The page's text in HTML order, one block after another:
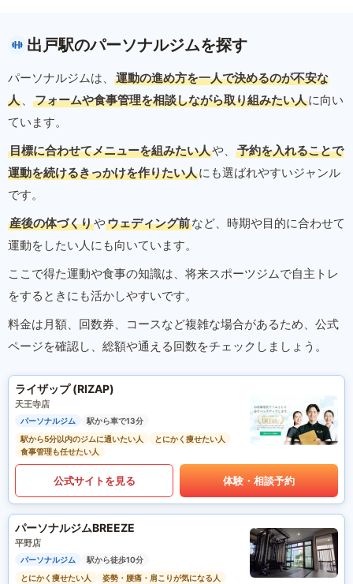
出戸駅のパーソナルジムを探す
パーソナルジムは、
運動の進め方を一人で決めるのが不安な
人 、 フォームや食事管理を相談しながら取り組みたい人に向い
ています。
目標に合わせてメニューを組みたい人や、
予約を入れることで
運動を続けるきっかけを作りたい人にも選ばれやすいジャンル
です。
産後の体づくりやウェディング前など、時期や目的に合わせて
運動をしたい人にも向いています。
ここで得た運動や食事の知識は、将来スポーツジムで自主トレ
をするときにも活かしやすいです。
料金は月額、回数券、コースなど複雑な場合があるため、公式
ページを確認し、総額や通える回数をチェックしましょう。
ライザップ (RIZAP)
天王寺店
パーソナルジム
駅から車で13分
駅から5分以内のジムに通いたい人
とにかく痩せたい人
食事管理も任せたい人
公式サイトを見る 体験・相談予約
パーソナルジムBREEZE
平野店
パーソナルジム
駅から徒歩10分
とにかく痩せたい人
姿勢・腰痛・肩こりが気になる人